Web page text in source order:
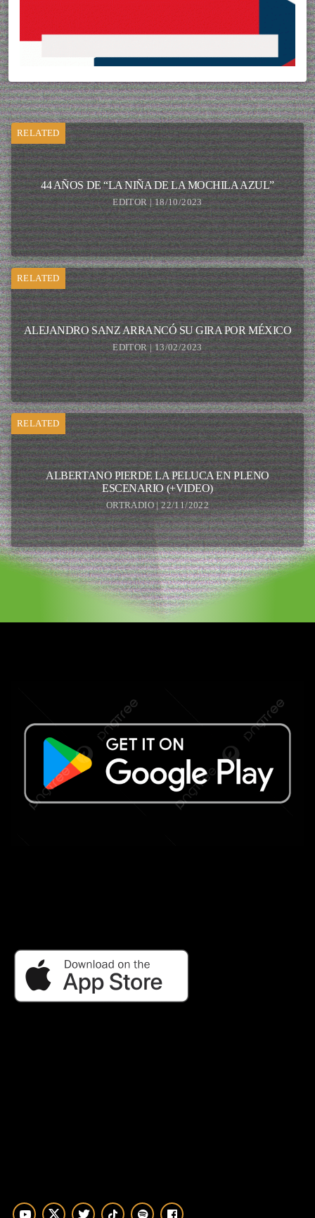
RELATED
44 AÑOS DE “LA NIÑA DE LA MOCHILA AZUL”
EDITOR | 18/10/2023
RELATED
ALEJANDRO SANZ ARRANCÓ SU GIRA POR MÉXICO
EDITOR | 13/02/2023
RELATED
ALBERTANO PIERDE LA PELUCA EN PLENO
ESCENARIO (+VIDEO)
ORTRADIO | 22/11/2022